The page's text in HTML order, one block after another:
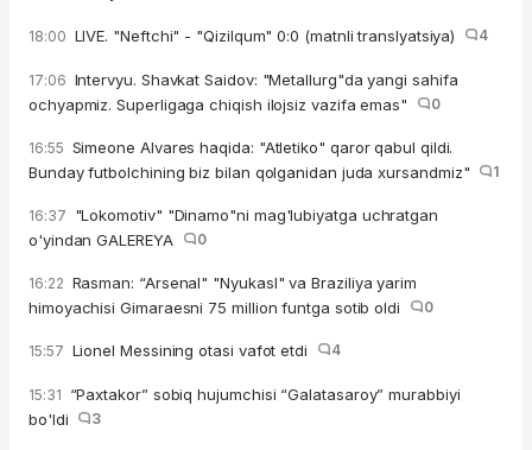
18:00 LIVE. "Neftchi" - "Qizilqum" 0:0 (matnli translyatsiya) 4
17:06 Intervyu. Shavkat Saidov: "Metallurg"da yangi sahifa
ochyapmiz. Superligaga chiqish ilojsiz vazifa emas"
0
16:55 Simeone Alvares haqida: "Atletiko" qaror qabul qildi.
Bunday futbolchining biz bilan qolganidan juda xursandmiz"
1
16:37 "Lokomotiv" "Dinamo"ni mag'lubiyatga uchratgan
o'yindan GALEREYA
0
16:22 Rasman: “Arsenal" "Nyukasl" va Braziliya yarim
himoyachisi Gimaraesni 75 million funtga sotib oldi
0
15:57 Lionel Messining otasi vafot etdi 4
15:31 “Paxtakor” sobiq hujumchisi “Galatasaroy” murabbiyi
bo'ldi
3